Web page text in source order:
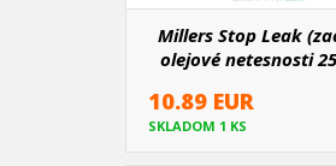
Millers Stop Leak
olejové netesnosti
10.89 EUR
SKLADOM 1 KS